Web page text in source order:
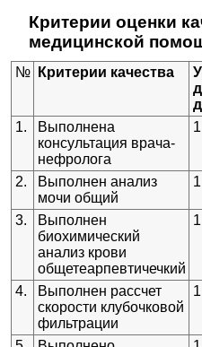
Критерии оценки
медицинской
№ Критерии качества
1.
Выполнена
консультация врача-
нефролога
1
2.
Выполнен анализ
мочи общий
1
3.
Выполнен
биохимический
анализ крови
общетеарпевтичечкий
1
4.
Выполнен рассчет
скорости клубочковой
фильтрации
1